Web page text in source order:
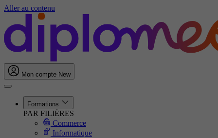
Aller au contenu
Mon compte New
Formations
PAR FILIÈRES
Commerce
Informatique